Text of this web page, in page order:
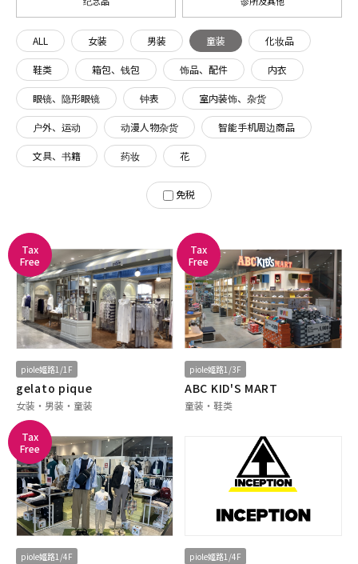
ALL 女装 男装 童装 化妆品
鞋类 箱包、钱包 饰品、配件 内衣
眼镜、隐形眼镜 钟表 室内装饰、杂货
户外、运动 动漫人物杂货 智能手机周边商品
文具、书籍 药妆 花
免税
Tax
Free
piole姬路1/1F
gelato pique
女装・男装・童装
Tax
Free
piole姬路1/3F
ABC KID'S MART
童装・鞋类
Tax
Free
piole姬路1/4F piole姬路1/4F